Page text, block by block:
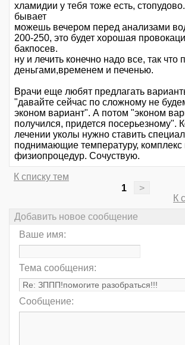
хламидии у тебя тоже есть,
бывает
можешь вечером перед анализами
200-250, это будет хорошая
бакпосев.
ну и лечить конечно надо все, так что
деньгами,временем и печенью.
Врачи еще любят предлагать
"давайте сейчас по сложному не
эконом вариант". А потом "эконом
получился, придется посерьезному".
лечении уколы нужно ставить
поднимающие температуру, комплекс
физиопроцедур. Сочуствую.
К списку тем
1
>
К
Добавить новое сообщение
Ваше имя:
Тема сообщения:
Сообщение: